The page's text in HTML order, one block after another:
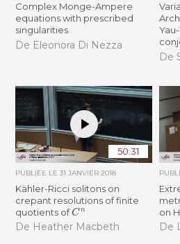
Complex Monge-Ampere
equations with prescribed
singularities​
De Eleonora Di Nezza
De
50:31
PUBLIÉE LE31 JANVIER 2018
Kähler-Ricci solitons on
crepant resolutions of finite
quotients ofCn
De Heather Macbeth
on
De